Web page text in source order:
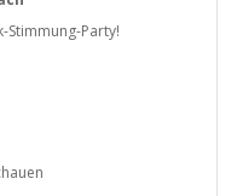
Stimmung-Party!